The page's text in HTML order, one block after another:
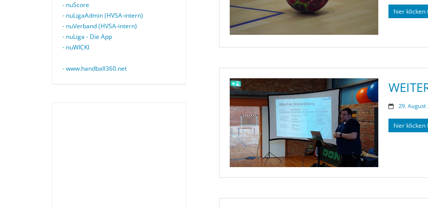
hier klicken
29. August
hier klicken
- nuScore
- nuLigaAdmin (HVSA-intern)
- nuVerband (HVSA-intern)
- nuLiga - Die App
- nuWICKI
- www.handball360.net